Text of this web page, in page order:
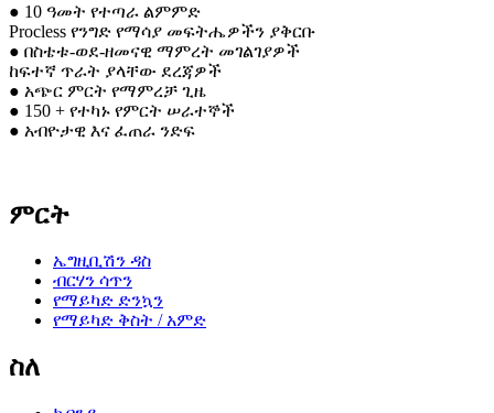
● 10 ዓመት የተጣራ ልምምድ
Procless የንግድ የማሳያ መፍትሔዎችን ያቅርቡ
● በስቴቱ-ወደ-ዘመናዊ ማምረት መገልገያዎች
ከፍተኛ ጥራት ያላቸው ደረጃዎች
● አጭር ምርት የማምረቻ ጊዜ
● 150 + የተካኑ የምርት ሠራተኞች
● አብዮታዊ እና ፈጠራ ንድፍ
ምርት
ኤግዚቢሽን ዳስ
ብርሃን ሳጥን
የማይካድ ድንኳን
የማይካድ ቅስት / አምድ
ስለ